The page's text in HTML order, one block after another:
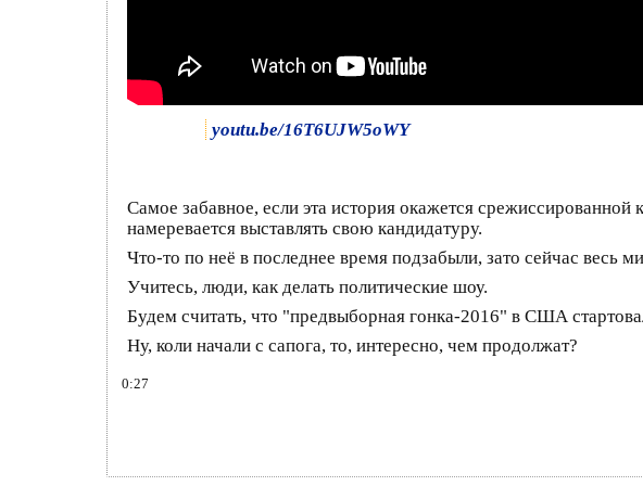
youtu.be/16T6UJW5oWY
Самое забавное, если эта история окажется
намеревается выставлять свою кандидатуру.
Что-то по неё в последнее время подзабыли, зато сейчас весь
Учитесь, люди, как делать политические шоу.
Будем считать, что "предвыборная гонка-2016" в США
Ну, коли начали с сапога, то, интересно, чем продолжат?
0:27